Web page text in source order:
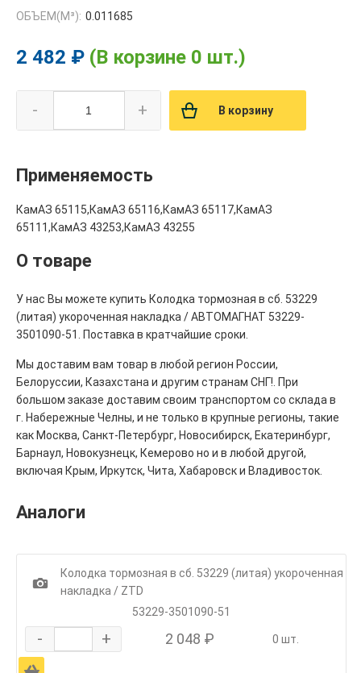
ОБЪЕМ(M³): 0.011685
2 482 ₽ (В корзине 0 шт.)
- + В корзину
Применяемость
КамАЗ 65115,КамАЗ 65116,КамАЗ 65117,КамАЗ
65111,КамАЗ 43253,КамАЗ 43255
О товаре
У нас Вы можете купить Колодка тормозная в сб. 53229
(литая) укороченная накладка / АВТОМАГНАТ 53229-
3501090-51. Поставка в кратчайшие сроки.
Мы доставим вам товар в любой регион России,
Белоруссии, Казахстана и другим странам СНГ!. При
большом заказе доставим своим транспортом со склада в
г. Набережные Челны, и не только в крупные регионы, такие
как Москва, Санкт-Петербург, Новосибирск, Екатеринбург,
Барнаул, Новокузнецк, Кемерово но и в любой другой,
включая Крым, Иркутск, Чита, Хабаровск и Владивосток.
Аналоги
1
Колодка тормозная в сб. 53229 (литая) укороченная
накладка / ZTD
53229-3501090-51
- + 2 048 ₽ 0 шт.